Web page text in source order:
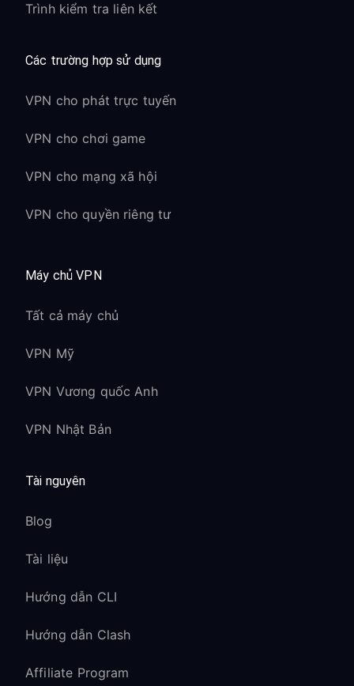
Trình kiểm tra liên kết
Các trường hợp sử dụng
VPN cho phát trực tuyến
VPN cho chơi game
VPN cho mạng xã hội
VPN cho quyền riêng tư
Máy chủ VPN
Tất cả máy chủ
VPN Mỹ
VPN Vương quốc Anh
VPN Nhật Bản
Tài nguyên
Blog
Tài liệu
Hướng dẫn CLI
Hướng dẫn Clash
Affiliate Program